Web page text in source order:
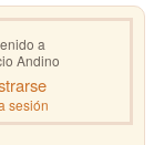
a
Andino
sesión